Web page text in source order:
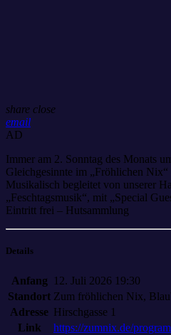
share close
email
AD
Immer am 2. Sonntag des Monats
Gleichgesinnte im „Fröhlichen Nix“
Musikalisch begleitet von unserer
„Feschtagsmusik“, mit „Special
Eintritt frei – Hutsammlung
Details
Anfang
12. Juli 2026 19:30
Standort Zum fröhlichen Nix,
Adresse Hirschgasse 1
Link
https://zumnix.de/